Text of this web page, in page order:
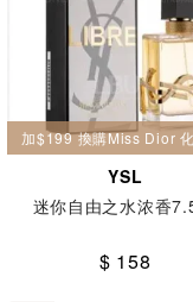
加$199 換購Miss Dior 化
YSL
迷你自由之水浓香
$ 158